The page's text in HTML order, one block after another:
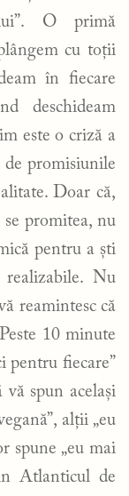
O primă
cu toții
în fiecare
deschideam
este o criză a
promisiunile
Doar că,
promitea, nu
pentru a ști
Nu
reamintesc că
10 minute
pentru fiecare”
spun același
alții „eu
spune „eu mai
Atlanticul de